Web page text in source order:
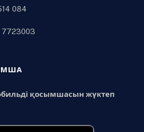
084
қосымшасын жүктеп